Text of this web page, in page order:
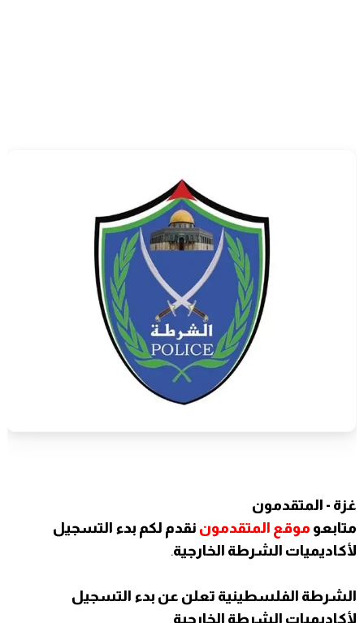
غزة - المتقدمون
متابعو موقع المتقدمون نقدم لكم بدء التسجيل
لأكاديميات الشرطة الخارجية.
الشرطة الفلسطينية تعلن عن بدء التسجيل
لأكاديميات الشرطة الخارجية